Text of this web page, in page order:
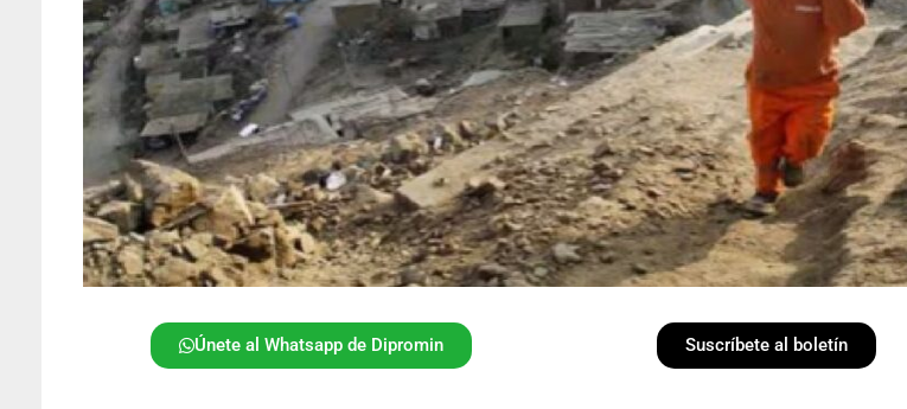
Únete al Whatsapp de Dipromin Suscríbete al boletín